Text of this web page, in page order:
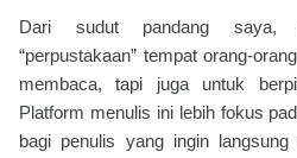
Dari sudut pandang saya,
“perpustakaan” tempat orang-
membaca, tapi juga untuk
Platform menulis ini lebih fokus
bagi penulis yang ingin